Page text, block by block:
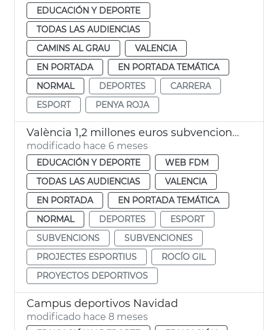
EDUCACIÓN Y DEPORTE
TODAS LAS AUDIENCIAS
CAMINS AL GRAU
VALENCIA
EN PORTADA
EN PORTADA TEMÁTICA
NORMAL
DEPORTES
CARRERA
ESPORT
PENYA ROJA
València 1,2 millones euros subvenciones proyectos deportivos
modificado hace 6 meses
EDUCACIÓN Y DEPORTE
WEB FDM
TODAS LAS AUDIENCIAS
VALENCIA
EN PORTADA
EN PORTADA TEMÁTICA
NORMAL
DEPORTES
ESPORT
SUBVENCIONS
SUBVENCIONES
PROJECTES ESPORTIUS
ROCÍO GIL
PROYECTOS DEPORTIVOS
Campus deportivos Navidad
modificado hace 8 meses